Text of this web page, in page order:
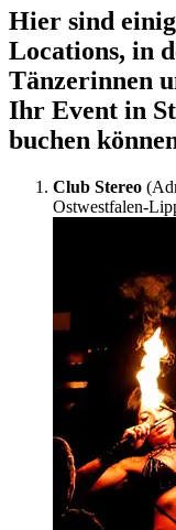
Hier sind
Locations, in
Tänzerinnen
Ihr Event in
buchen
Club Stereo
Ostwestfalen-